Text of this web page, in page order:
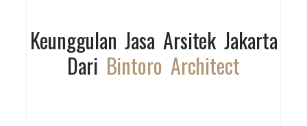
Keunggulan Jasa Arsitek Jakarta
Dari Bintoro Architect